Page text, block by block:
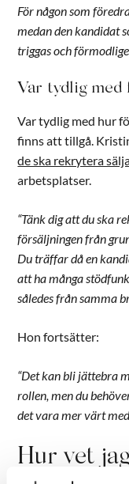
För någon som
medan den kandidat
triggas och
Var tydlig
Var tydlig med hur
finns att tillgå.
de ska rekrytera
arbetsplatser.
“Tänk dig att du ska
försäljningen från
Du träffar då en
att ha många
således från samma
Hon fortsätter:
“Det kan bli jättebra
rollen, men du
det vara mer värt
Hur vet